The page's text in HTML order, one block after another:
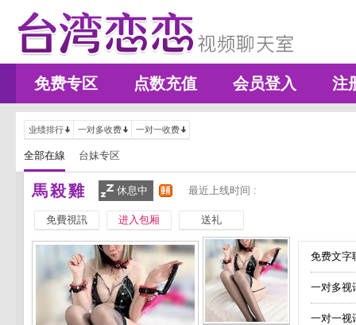
免费专区 点数充值 会员登入 注
业绩排行 一对多收费 一对一收费
全部在線 台妹专区
馬殺雞 休息中 最近上线时间 :
免費視訊 进入包厢 送礼
免费文
一对多
一对一